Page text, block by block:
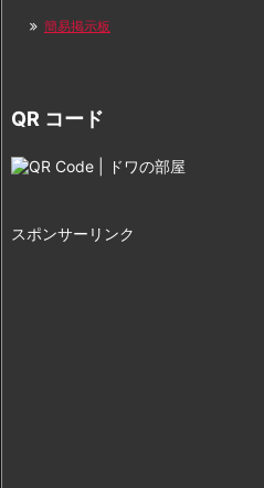
簡易掲示板
QR コード
スポンサーリンク